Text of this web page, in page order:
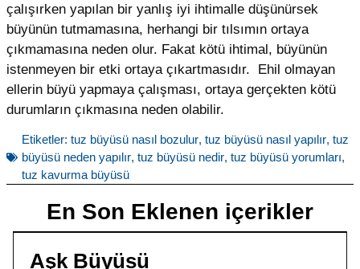
çalışırken yapılan bir yanlış iyi ihtimalle düşünürsek
büyünün tutmamasına, herhangi bir tılsımın ortaya
çıkmamasına neden olur. Fakat kötü ihtimal, büyünün
istenmeyen bir etki ortaya çıkartmasıdır. Ehil olmayan
ellerin büyü yapmaya çalışması, ortaya gerçekten kötü
durumların çıkmasına neden olabilir.
Etiketler: tuz büyüsü nasıl bozulur, tuz büyüsü nasıl yapılır, tuz
büyüsü neden yapılır, tuz büyüsü nedir, tuz büyüsü yorumları,
tuz kavurma büyüsü
En Son Eklenen içerikler
Aşk Büyüsü